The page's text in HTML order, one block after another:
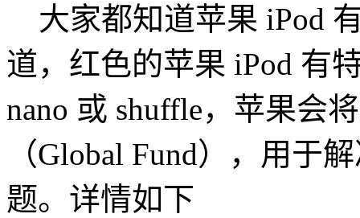
大家都知道苹果 iPod
道，红色的苹果 iPod 有
nano 或 shuffle，苹果会
（Global Fund），用于
题。详情如下